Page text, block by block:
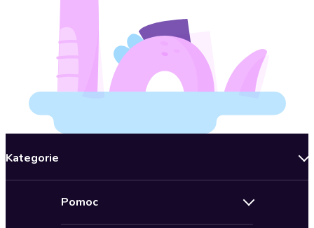
Kategorie
Pomoc